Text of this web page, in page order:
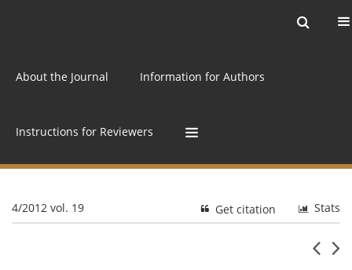
About the Journal Information for Authors
Instructions for Reviewers
4/2012 vol. 19 Stats
Get citation